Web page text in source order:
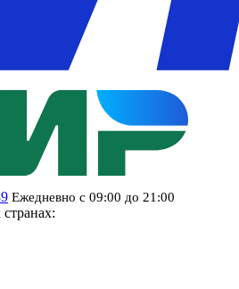
Ежедневно с 09:00 до 21:00